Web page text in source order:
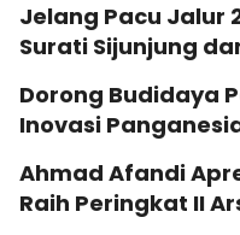
Jelang Pacu Jalur
Surati Sijunjung
Dorong Budidaya
Inovasi
Ahmad Afandi
Raih Peringkat II